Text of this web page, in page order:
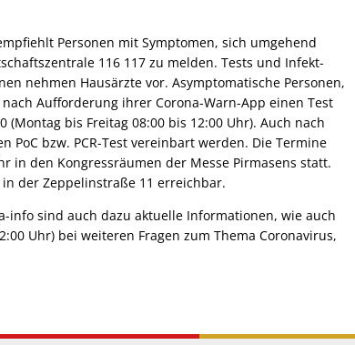
Personen mit Symptomen, sich umgehend
116 117 zu melden. Tests und Infekt-
nehmen Hausärzte vor. Asymptomatische Personen,
Aufforderung ihrer Corona-Warn-App einen Test
bis Freitag 08:00 bis 12:00 Uhr). Auch nach
bzw. PCR-Test vereinbart werden. Die Termine
in den Kongressräumen der Messe Pirmasens statt.
der Zeppelinstraße 11 erreichbar.
info sind auch dazu aktuelle Informationen, wie auch
Uhr) bei weiteren Fragen zum Thema Coronavirus,